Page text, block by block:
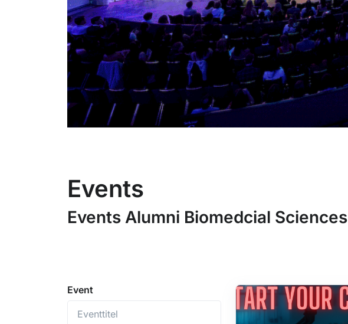
Events
Events Alumni Biomedcial Sciences
Event